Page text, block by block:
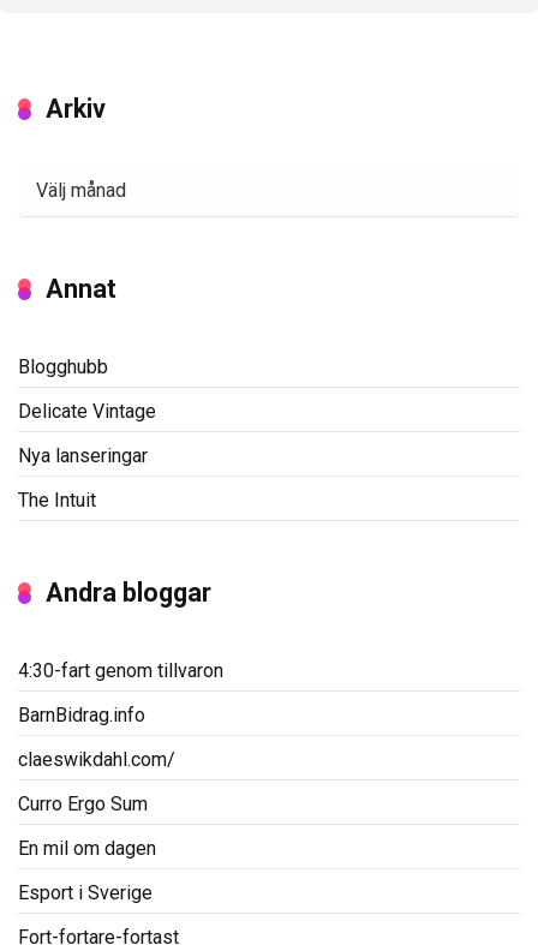
Arkiv
Annat
Blogghubb
Delicate Vintage
Nya lanseringar
The Intuit
Andra bloggar
4:30-fart genom tillvaron
BarnBidrag.info
claeswikdahl.com/
Curro Ergo Sum
En mil om dagen
Esport i Sverige
Fort-fortare-fortast